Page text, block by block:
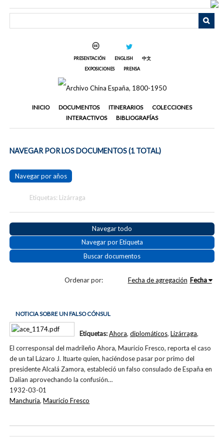
PRESENTACIÓN ENGLISH
中文
EXPOSICIONES
PRENSA
INICIO DOCUMENTOS ITINERARIOS
COLECCIONES
INTERACTIVOS
BIBLIOGRAFÍAS
NAVEGAR POR LOS DOCUMENTOS (1 TOTAL)
Navegar por años
Etiquetas: Lizárraga
Navegar todo
Navegar por Etiqueta
Buscar documentos
Ordenar por: Fecha de agregación Fecha
NOTICIA SOBRE UN FALSO CÓNSUL
El corresponsal del madrileño Ahora, Mauricio Fresco, reporta el caso
de un tal Lázaro J. Ituarte quien, haciéndose pasar por primo del
presidente Alcalá Zamora, estableció un falso consulado de España en
Dalian aprovechando la confusión…
1932-03-01
Etiquetas:Ahora, diplomáticos, Lizárraga,
Manchuria,Mauricio Fresco